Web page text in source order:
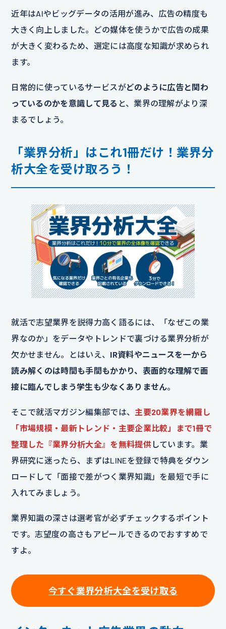
近年はAIやビッグデータの活用が進み、広告の精度も
大きく向上しました。どの媒体を使うかで広告の成果
が大きく変わるため、選定には高度な知識が求められ
ます。
日常的に使っているサービスがどのように広告と関わ
っているのかを意識して見る と、業界の理解がより深
まるでしょう。
「業界分析」はこれ1冊だけ！業界分
析大全を受け取ろう！
就活で志望業界を説得力高く語るには、「なぜこの業
界なのか」をデータやトレンドで裏づける業界分析が
欠かせません。とはいえ、 IR資料やニュースを一から
読み解くのは時間も手間もかかり、表面的な理解で面
接に臨んでしまう学生も少なくありません。
そこで就活マガジン編集部では、 主要20業界を網羅し
「市場規模・最新トレンド・主要企業比較」まで1冊で
整理した『業界分析大全』を無料提供しています。業
界研究に迷ったら、まずはLINEを登録で特典をダウン
ロードして「面接で差がつく業界知識」を最短で手に
入れてみましょう。
業界知識の深さは選考官が必ずチェックするポイント
です。志望度の高さもアピールできるのでおすすめで
すよ。
今すぐ業界分析大全を受け取る